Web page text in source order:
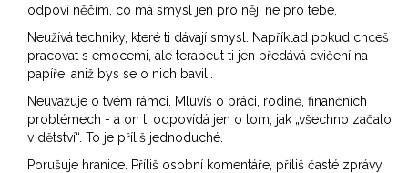
odpoví něčím, co má smysl jen pro něj, ne pro tebe.
Neužívá techniky, které ti dávají smysl. Například pokud chceš
pracovat s emocemi, ale terapeut ti jen předává cvičení na
papíře, aniž bys se o nich bavili.
Neuvažuje o tvém rámci. Mluvíš o práci, rodině, finančních
problémech - a on ti odpovídá jen o tom, jak „všechno začalo
v dětství“. To je příliš jednoduché.
Porušuje hranice. Příliš osobní komentáře, příliš časté zprávy